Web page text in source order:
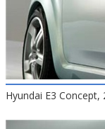
Hyundai E3 Concept,